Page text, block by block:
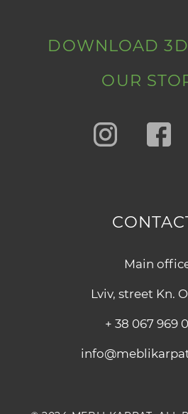
Main
Lviv, street Kn.
+ 38 067 969
DOWNLOAD
OUR